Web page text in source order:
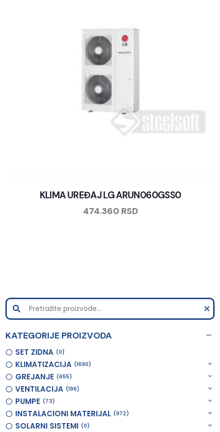
KLIMA UREĐAJ LG ARUN060GSS0
474.360 RSD
KATEGORIJE PROIZVODA
SET ZIDNA 0
KLIMATIZACIJA 1690
GREJANJE 655
VENTILACIJA 196
PUMPE 73
INSTALACIONI MATERIJAL 972
SOLARNI SISTEMI 0